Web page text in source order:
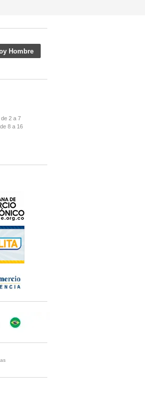
Hombre
2 a 7
8 a 16